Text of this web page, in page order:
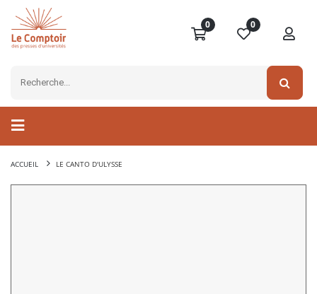
0 0
ACCUEIL LE CANTO D'ULYSSE